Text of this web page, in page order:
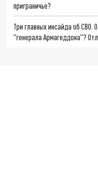
приграничье?
Три главных инсайда об СВО.
"генерала Армагеддона"?